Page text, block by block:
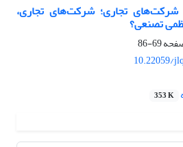
تجاری؛ شرکت‌های تجاری،
تصنعی؟
69-86
10.22059/
353 K